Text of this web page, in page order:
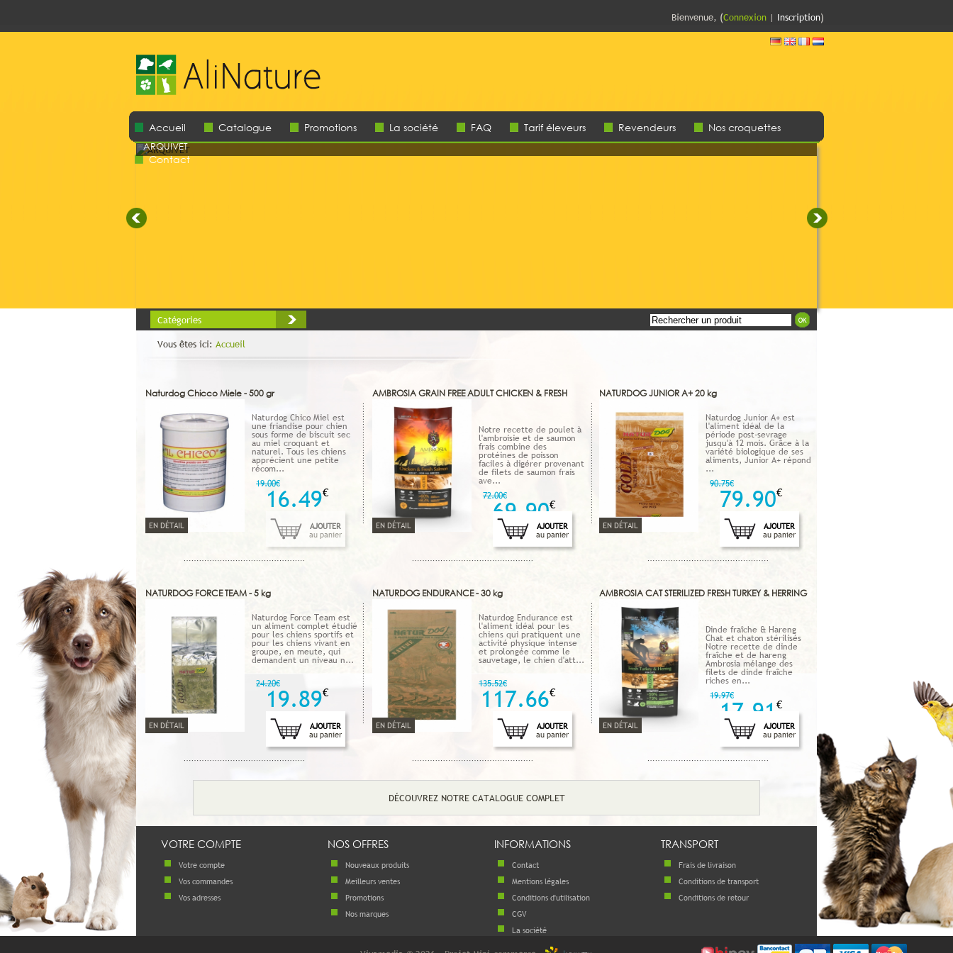
Bienvenue, (Connexion | Inscription)
Accueil Catalogue Promotions La société FAQ Tarif éleveurs Revendeurs Nos croquettes
Contact
ARQUIVET
ARQUIVET
Catégories
Vous êtes ici: Accueil
Naturdog Chicco Miele - 500 gr
Naturdog Chico Miel est
une friandise pour chien
sous forme de biscuit sec
au miel croquant et
naturel. Tous les chiens
apprécient une petite
récom...
19.00€
16.49€
AJOUTER
au panier
EN DÉTAIL
AMBROSIA GRAIN FREE ADULT CHICKEN & FRESH
SALMON 12 KG
Notre recette de poulet à
l'ambroisie et de saumon
frais combine des
protéines de poisson
faciles à digérer provenant
de filets de saumon frais
ave...
72.00€
69.90€
AJOUTER
au panier
EN DÉTAIL
NATURDOG JUNIOR A+ 20 kg
Naturdog Junior A+ est
l'aliment idéal de la
période post-sevrage
jusqu'à 12 mois. Grâce à la
variété biologique de ses
aliments, Junior A+ répond
...
90.75€
79.90€
AJOUTER
au panier
EN DÉTAIL
NATURDOG FORCE TEAM - 5 kg
Naturdog Force Team est
un aliment complet étudié
pour les chiens sportifs et
pour les chiens vivant en
groupe, en meute, qui
demandent un niveau n...
24.20€
19.89€
AJOUTER
au panier
EN DÉTAIL
NATURDOG ENDURANCE - 30 kg
Naturdog Endurance est
l'aliment idéal pour les
chiens qui pratiquent une
activité physique intense
et prolongée comme le
sauvetage, le chien d'att...
135.52€
117.66€
AJOUTER
au panier
EN DÉTAIL
AMBROSIA CAT STERILIZED FRESH TURKEY & HERRING
1.5 KG
Dinde fraîche & Hareng
Chat et chaton stérilisés
Notre recette de dinde
fraîche et de hareng
Ambrosia mélange des
filets de dinde fraîche
riches en...
19.97€
17.91 €
AJOUTER
au panier
EN DÉTAIL
DÉCOUVREZ NOTRE CATALOGUE COMPLET
VOTRE COMPTE
Votre compte
Vos commandes
Vos adresses
NOS OFFRES
Nouveaux produits
Meilleurs ventes
Promotions
Nos marques
INFORMATIONS
Contact
Mentions légales
Conditions d'utilisation
CGV
La société
TRANSPORT
Frais de livraison
Conditions de transport
Conditions de retour